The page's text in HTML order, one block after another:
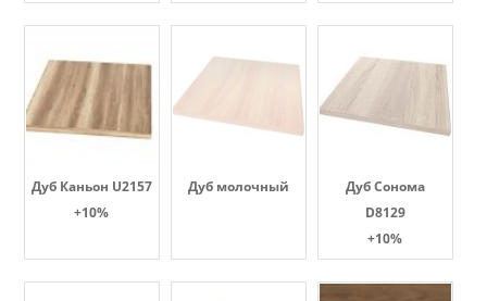
Дуб Каньон U2157
+10%
Дуб молочный
Дуб Сонома
D8129
+10%